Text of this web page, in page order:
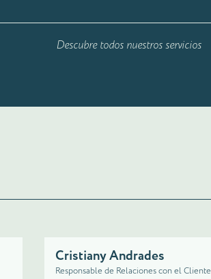
Descubre todos nuestros servicios
Cristiany Andrades
Responsable de Relaciones con el Cliente